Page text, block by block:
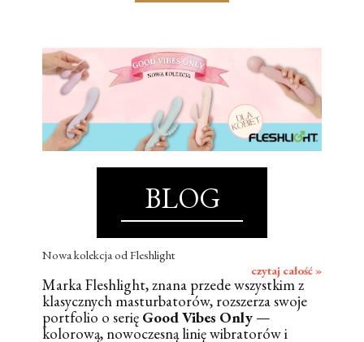
BLOG
Nowa kolekcja od Fleshlight
czytaj całość »
Marka Fleshlight, znana przede wszystkim z
klasycznych masturbatorów, rozszerza swoje
portfolio o serię Good Vibes Only —
kolorową, nowoczesną linię wibratorów i